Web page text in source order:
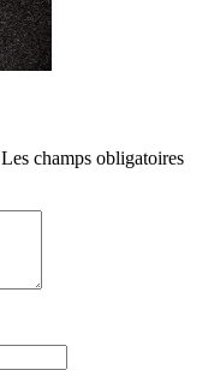
Les champs obligatoires